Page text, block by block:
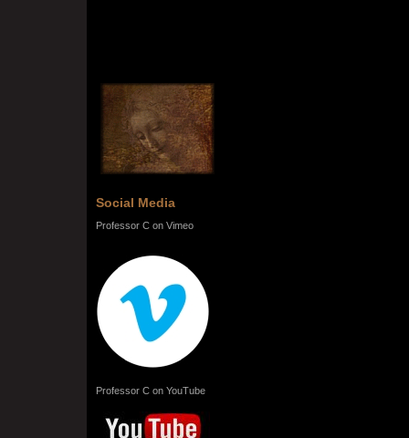
Social Media
Professor C on Vimeo
Professor C on YouTube